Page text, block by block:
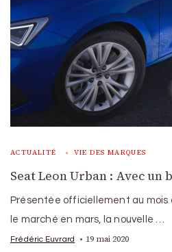
ACTUALITÉ VIE DES MARQUES
Seat Leon Urban : Avec un
Présentée officiellement au mois
le marché en mars, la nouvelle …
Frédéric Euvrard 19 mai 2020